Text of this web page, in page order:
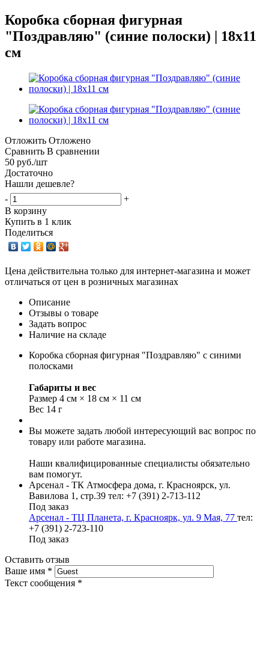
Коробка сборная фигурная
"Поздравляю" (синие полоски) | 18x11
см
Отложить Отложено
Сравнить В сравнении
50 руб./шт
Достаточно
Нашли дешевле?
-
+
В корзину
Купить в 1 клик
Поделиться
Цена действительна только для интернет-магазина и может
отличаться от цен в розничных магазинах
Описание
Отзывы о товаре
Задать вопрос
Наличие на складе
Коробка сборная фигурная "Поздравляю" с синими
полосками
Габариты и вес
Размер 4 см × 18 см × 11 см
Вес 14 г
Вы можете задать любой интересующий вас вопрос по
товару или работе магазина.
Наши квалифицированные специалисты обязательно
вам помогут.
Арсенал - ТК Атмосфера дома, г. Красноярск, ул.
Вавилова 1, стр.39 тел: +7 (391) 2-713-112
Под заказ
Арсенал - ТЦ Планета, г. Красноярк, ул. 9 Мая, 77 тел:
+7 (391) 2-723-110
Под заказ
Оставить отзыв
Ваше имя *
Текст сообщения *